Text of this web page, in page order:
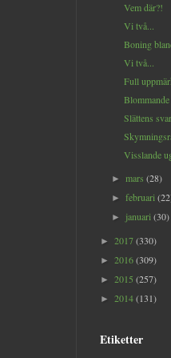
Vem där?!
Vi två...
Boning
Vi två...
Full
Slättens
Visslande
►mars(28)
►februari
► januari(30)
► 2017(330)
► 2016(309)
► 2015 (257)
► 2014(131)
Etiketter